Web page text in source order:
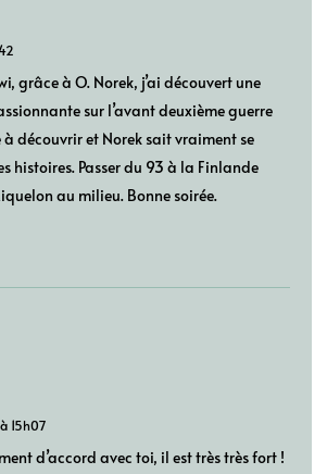
grâce à O. Norek, j’ai découvert une
sur l’avant deuxième guerre
découvrir et Norek sait vraiment se
histoires. Passer du 93 à la Finlande
au milieu. Bonne soirée.
15h07
d’accord avec toi, il est très très fort !